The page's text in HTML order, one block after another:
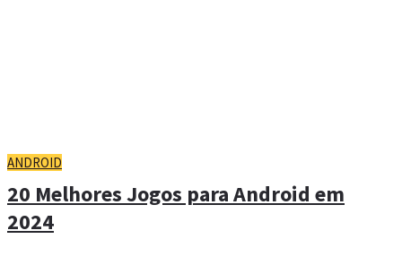
ANDROID
20 Melhores Jogos para Android em
2024